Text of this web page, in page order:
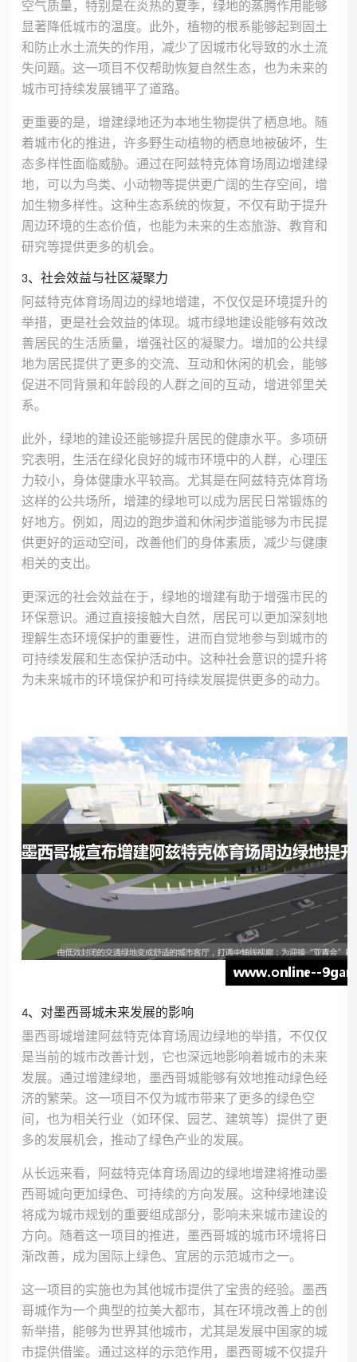
空气质量，特别是在炎热的夏季，绿地的蒸腾作用能够
显著降低城市的温度。此外，植物的根系能够起到固土
和防止水土流失的作用，减少了因城市化导致的水土流
失问题。这一项目不仅帮助恢复自然生态，也为未来的
城市可持续发展铺平了道路。
更重要的是，增建绿地还为本地生物提供了栖息地。随
着城市化的推进，许多野生动植物的栖息地被破坏，生
态多样性面临威胁。通过在阿兹特克体育场周边增建绿
地，可以为鸟类、小动物等提供更广阔的生存空间，增
加生物多样性。这种生态系统的恢复，不仅有助于提升
周边环境的生态价值，也能为未来的生态旅游、教育和
研究等提供更多的机会。
3、社会效益与社区凝聚力
阿兹特克体育场周边的绿地增建，不仅仅是环境提升的
举措，更是社会效益的体现。城市绿地建设能够有效改
善居民的生活质量，增强社区的凝聚力。增加的公共绿
地为居民提供了更多的交流、互动和休闲的机会，能够
促进不同背景和年龄段的人群之间的互动，增进邻里关
系。
此外，绿地的建设还能够提升居民的健康水平。多项研
究表明，生活在绿化良好的城市环境中的人群，心理压
力较小，身体健康水平较高。尤其是在阿兹特克体育场
这样的公共场所，增建的绿地可以成为居民日常锻炼的
好地方。例如，周边的跑步道和休闲步道能够为市民提
供更好的运动空间，改善他们的身体素质，减少与健康
相关的支出。
更深远的社会效益在于，绿地的增建有助于增强市民的
环保意识。通过直接接触大自然，居民可以更加深刻地
理解生态环境保护的重要性，进而自觉地参与到城市的
可持续发展和生态保护活动中。这种社会意识的提升将
为未来城市的环境保护和可持续发展提供更多的动力。
4、对墨西哥城未来发展的影响
墨西哥城增建阿兹特克体育场周边绿地的举措，不仅仅
是当前的城市改善计划，它也深远地影响着城市的未来
发展。通过增建绿地，墨西哥城能够有效地推动绿色经
济的繁荣。这一项目不仅为城市带来了更多的绿色空
间，也为相关行业（如环保、园艺、建筑等）提供了更
多的发展机会，推动了绿色产业的发展。
从长远来看，阿兹特克体育场周边的绿地增建将推动墨
西哥城向更加绿色、可持续的方向发展。这种绿地建设
将成为城市规划的重要组成部分，影响未来城市建设的
方向。随着这一项目的推进，墨西哥城的城市环境将日
渐改善，成为国际上绿色、宜居的示范城市之一。
这一项目的实施也为其他城市提供了宝贵的经验。墨西
哥城作为一个典型的拉美大都市，其在环境改善上的创
新举措，能够为世界其他城市，尤其是发展中国家的城
市提供借鉴。通过这样的示范作用，墨西哥城不仅提升